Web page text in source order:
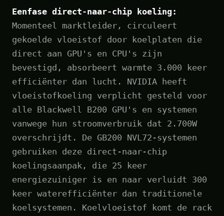
Eenfase direct-naar-chip koeling:
Momenteel marktleider, circuleert
gekoelde vloeistof door koelplaten die
direct aan GPU's en CPU's zijn
bevestigd, absorbeert warmte 3.000 keer
efficiënter dan lucht. NVIDIA heeft
vloeistofkoeling verplicht gesteld voor
alle Blackwell B200 GPU's en systemen
vanwege hun stroomverbruik dat 2.700W
overschrijdt. De GB200 NVL72-systemen
gebruiken deze direct-naar-chip
koelingsaanpak, die 25 keer
energiezuiniger is en naar verluidt 300
keer waterefficiënter dan traditionele
koelsystemen. Koelvloeistof komt de rack